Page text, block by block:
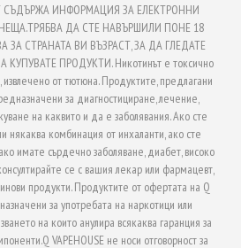
ИНФОРМАЦИЯ ЗА ЕЛЕКТРОННИ
ДА СТЕ НАВЪРШИЛИ ПОНЕ 18
СТРАНАТА ВИ ВЪЗРАСТ, ЗА ДА ГЛЕДАТЕ
ПРОДУКТИ. Никотинът е токсично
от тютюна. Продуктите, предлагани
за диагностициране, лечение,
на каквито и да е заболявания. Ако сте
някаква комбинация от инхаланти, ако сте
имате сърдечно заболяване, диабет, високо
се с вашия лекар или фармацевт,
продукти. Продуктите от офертата на Q
за употребата на наркотици или
на които анулира всякаква гаранция за
VAPEHOUSE не носи отговорност за